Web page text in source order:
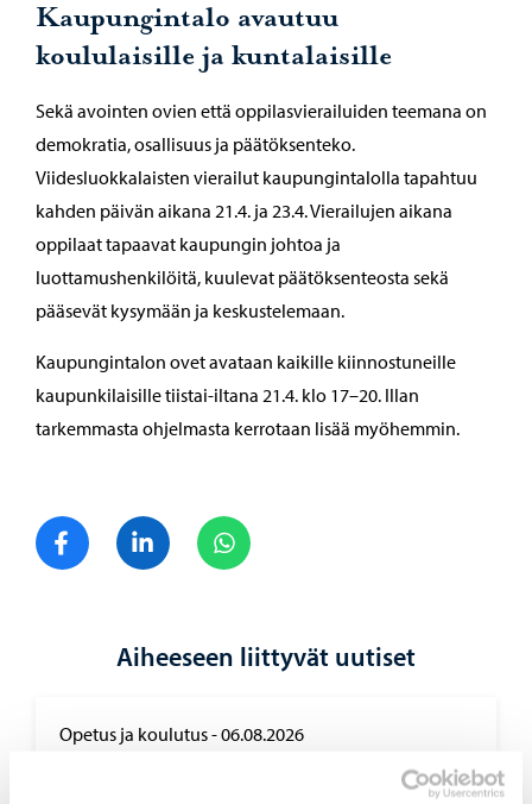
Kaupungintalo avautuu
koululaisille ja kuntalaisille
Sekä avointen ovien että oppilasvierailuiden teemana on
demokratia, osallisuus ja päätöksenteko.
Viidesluokkalaisten vierailut kaupungintalolla tapahtuu
kahden päivän aikana 21.4. ja 23.4. Vierailujen aikana
oppilaat tapaavat kaupungin johtoa ja
luottamushenkilöitä, kuulevat päätöksenteosta sekä
pääsevät kysymään ja keskustelemaan.
Kaupungintalon ovet avataan kaikille kiinnostuneille
kaupunkilaisille tiistai-iltana 21.4. klo 17–20. Illan
tarkemmasta ohjelmasta kerrotaan lisää myöhemmin.
Jaa FacebookJaa LinkedIn
Aiheeseen liittyvät uutiset
Opetus ja koulutus-06.08.2026
Haku Lin­nan­kos­ken lu­kion ai­kuis­lin­jal­le on